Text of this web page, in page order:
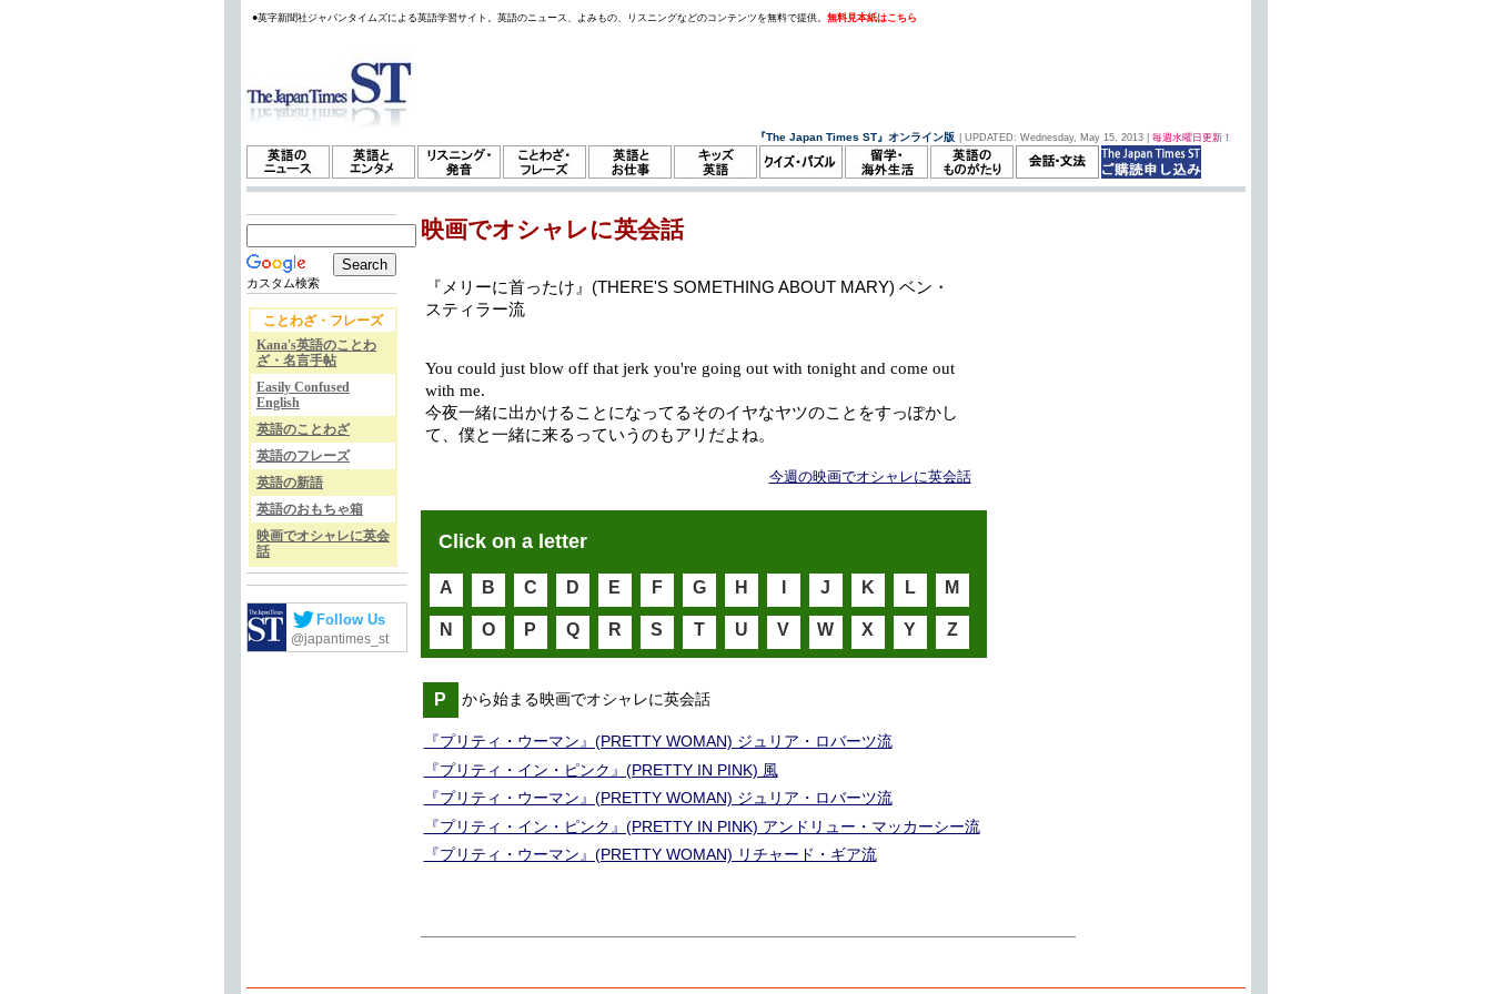
●英字新聞社ジャパンタイムズによる英語学習サイト。英語のニュース、よみもの、リスニングなどのコンテンツを無料で提供。 無料見本紙はこちら
『The Japan Times ST』オンライン版 | UPDATED: Wednesday, May 15, 2013 | 毎週水曜日更新！
カスタム検索
ことわざ・フレーズ
Kana's英語のことわ
ざ・名言手帖
Easily Confused
English
英語のことわざ
英語のフレーズ
英語の新語
英語のおもちゃ箱
映画でオシャレに英会
話
Follow Us
@japantimes_st
映画でオシャレに英会話
『メリーに首ったけ』(THERE'S SOMETHING ABOUT MARY) ベン・
スティラー流
You could just blow off that jerk you're going out with tonight and come out
with me.
今夜一緒に出かけることになってるそのイヤなヤツのことをすっぽかし
て、僕と一緒に来るっていうのもアリだよね。
今週の映画でオシャレに英会話
Click on a letter
A B C D E F G H J K L M
N O P Q R S T U V W X Y Z
P から始まる映画でオシャレに英会話
『プリティ・ウーマン』(PRETTY WOMAN) ジュリア・ロバーツ流
『プリティ・イン・ピンク』(PRETTY IN PINK) 風
『プリティ・ウーマン』(PRETTY WOMAN) ジュリア・ロバーツ流
『プリティ・イン・ピンク』(PRETTY IN PINK) アンドリュー・マッカーシー流
『プリティ・ウーマン』(PRETTY WOMAN) リチャード・ギア流